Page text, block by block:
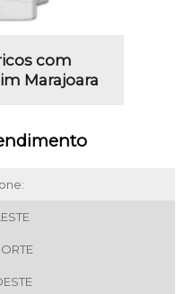
com
Marajoara